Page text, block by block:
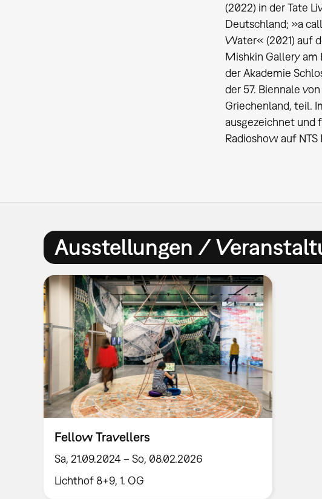
(2022) in der Tate
Deutschland; »a
Water« (2021) auf
Mishkin Gallery am
der Akademie
der 57. Biennale
Griechenland, teil.
ausgezeichnet und
Radioshow auf
Ausstellungen /
Fellow Travellers
Sa, 21.09.2024 – So, 08.02.2026
Lichthof 8+9, 1. OG